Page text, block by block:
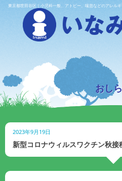
Skip東京都世田谷区｜小児科一般、アトピー、喘息などのアレル
おし
2023年9月19日
新型コロナウィルスワクチン秋接